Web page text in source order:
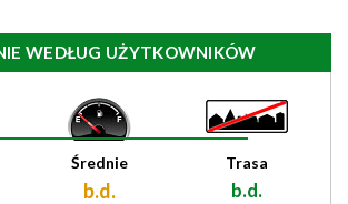
WEDŁUG UŻYTKOWNIKÓW
Średnie
b.d.
Trasa
b.d.